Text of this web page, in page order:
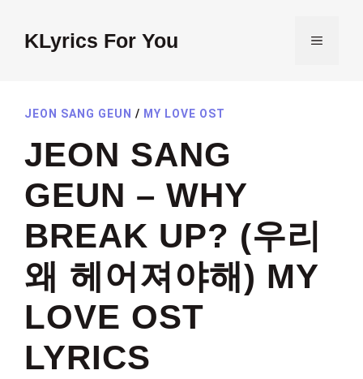
contentKLyrics For You MENU
JEON SANG GEUN / MY LOVE OST
JEON SANG
GEUN – WHY
BREAK UP? (우리
왜 헤어져야해) MY
LOVE OST
LYRICS